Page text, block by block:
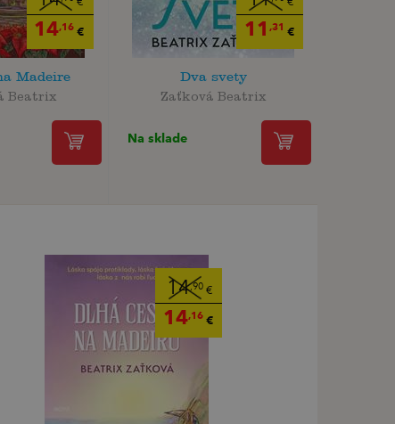
€
14,16 €
Madeire
Beatrix
€
11 ,31 €
Dva svety
Zaťková Beatrix
Na sklade
14,90€
14,16€